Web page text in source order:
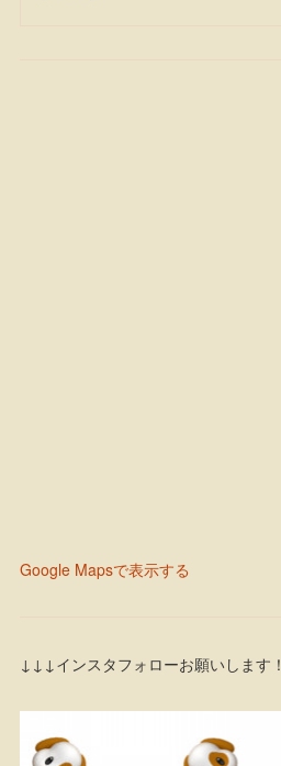
Google Mapsで表示する
↓↓↓インスタフォローお願いします！